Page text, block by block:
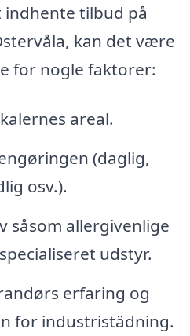
tilbud på
kan det være
for nogle faktorer:
areal.
(daglig,
osv.).
såsom allergivenlige
udstyr.
erfaring og
for industristädning.